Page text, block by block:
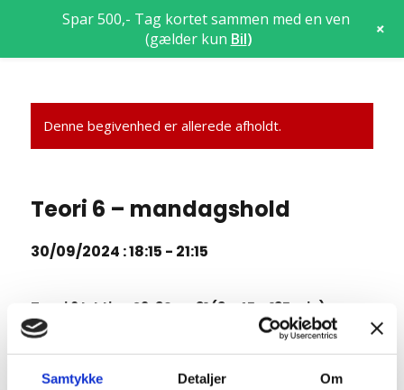
Samtykke Detaljer Om
Denne begivenhed er allerede afholdt.
Teori 6 – mandagshold
30/09/2024 : 18:15 - 21:15
Teori 6 lektion 29, 30 og 31 (3 x 45 = 135 min)
Manøvrer på vej
7.11 Fremkørsel mod vejkryds (rep)
7.12 Ligeud kørsel i vejkryds (rep)
Spar 500,- Tag kortet sammen med en ven
(gælder kun Bil) +